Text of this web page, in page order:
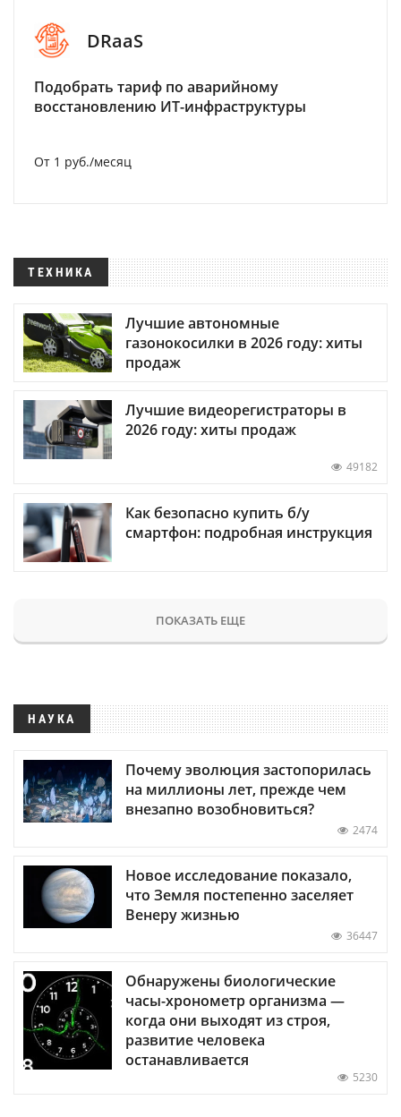
DRaaS
Подобрать тариф по аварийному
восстановлению ИТ-инфраструктуры
От 1 руб./месяц
ТЕХНИКА
Лучшие автономные
газонокосилки в 2026 году: хиты
продаж
Лучшие видеорегистраторы в
2026 году: хиты продаж
49182
Как безопасно купить б/у
смартфон: подробная инструкция
ПОКАЗАТЬ ЕЩЕ
НАУКА
Почему эволюция застопорилась
на миллионы лет, прежде чем
внезапно возобновиться?
2474
Новое исследование показало,
что Земля постепенно заселяет
Венеру жизнью
36447
Обнаружены биологические
часы-хронометр организма —
когда они выходят из строя,
развитие человека
останавливается
5230